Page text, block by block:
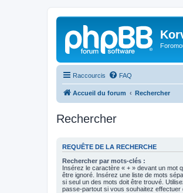
Raccourcis FAQ
Accueil du forum Rechercher
Rechercher
REQUÊTE DE LA RECHERCHE
Rechercher par mots-clés :
Insérez le caractère « + » devant un mot
être ignoré. Insérez une liste de mots
si seul un des mots doit être trouvé.
passe-partout si vous souhaitez effectuer